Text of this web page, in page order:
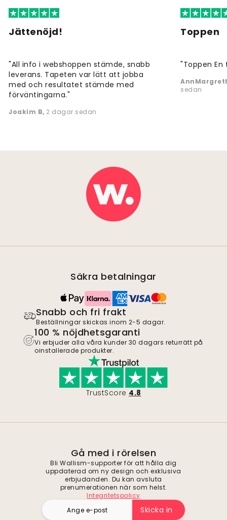
Jättenöjd!
"All info i webshoppen stämde, snabb
leverans. Tapeten var lätt att jobba
med och resultatet stämde med
förväntingarna."
Joakim B, 2 dagar sedan
Toppen
"Toppen
sedan
Säkra betalningar
Snabb och fri frakt
Beställningar skickas inom 2-5 dagar.
100 % nöjdhetsgaranti
Vi erbjuder alla våra kunder 30 dagars returrätt på
oinstallerade produkter.
TrustScore 4.8
Gå med i rörelsen
Bli Wallism-supporter för att hålla dig
uppdaterad om ny design och exklusiva
erbjudanden. Du kan avsluta
prenumerationen när som helst.
Integritetspolicy
Skicka in